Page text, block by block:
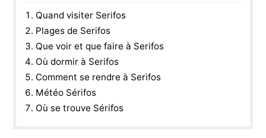
Quand visiter Serifos
Plages de Serifos
Que voir et que faire à Serifos
Où dormir à Serifos
Comment se rendre à Serifos
Météo Sérifos
Où se trouve Sérifos